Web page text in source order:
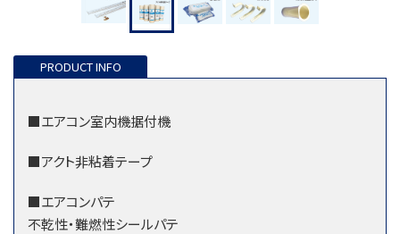
■エアコン室内機据付機
■アクト非粘着テープ
■エアコンパテ
不乾性・難燃性シールパテ